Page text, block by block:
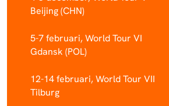
Beijing (CHN)
5-7 februari, World Tour VI
Gdansk (POL)
12-14 februari, World Tour VII
Tilburg